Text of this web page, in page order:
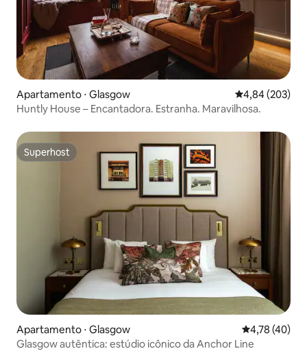
Apartamento ⋅ Glasgow 4,84 de uma
4,84 (203)
Huntly House – Encantadora. Estranha. Maravilhosa.
Superhost
Superhost
Apartamento ⋅ Glasgow 4,78 de uma
4,78 (40)
Glasgow autêntica: estúdio icônico da Anchor Line